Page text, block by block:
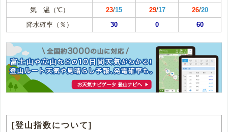
気 温（℃） 23/15 29/17 26/20
降水確率（％）
30 0 60
[登山指数について]